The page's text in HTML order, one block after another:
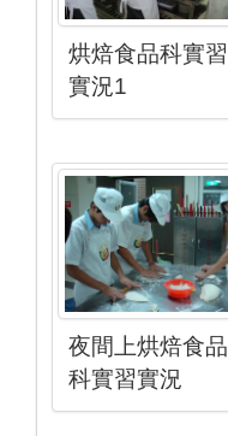
烘焙食品科實習
實況1
夜間上烘焙食品
科實習實況